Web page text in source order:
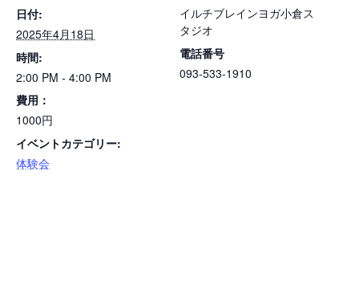
日付:
2025年4月18日
時間:
2:00 PM - 4:00 PM
費用：
1000円
イベントカテゴリー:
体験会
イルチブレインヨガ小倉ス
タジオ
電話番号
093-533-1910